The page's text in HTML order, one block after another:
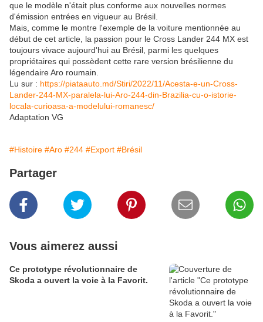
que le modèle n'était plus conforme aux nouvelles normes
d'émission entrées en vigueur au Brésil.
Mais, comme le montre l'exemple de la voiture mentionnée au
début de cet article, la passion pour le Cross Lander 244 MX est
toujours vivace aujourd'hui au Brésil, parmi les quelques
propriétaires qui possèdent cette rare version brésilienne du
légendaire Aro roumain.
Lu sur : https://piataauto.md/Stiri/2022/11/Acesta-e-un-Cross-
Lander-244-MX-paralela-lui-Aro-244-din-Brazilia-cu-o-istorie-
locala-curioasa-a-modelului-romanesc/
Adaptation VG
#Histoire #Aro #244 #Export #Brésil
Partager
Vous aimerez aussi
Ce prototype révolutionnaire de
Skoda a ouvert la voie à la Favorit.